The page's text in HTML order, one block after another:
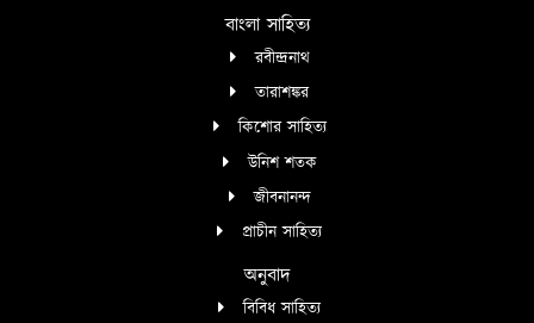
বাংলা সাহিত্য
রবীন্দ্রনাথ
তারাশঙ্কর
কিশোর সাহিত্য
উনিশ শতক
জীবনানন্দ
প্রাচীন সাহিত্য
অনুবাদ
বিবিধ সাহিত্য